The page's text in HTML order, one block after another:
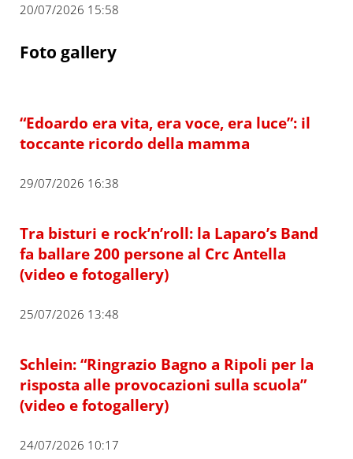
20/07/2026 15:58
Foto gallery
“Edoardo era vita, era voce, era luce”: il
toccante ricordo della mamma
29/07/2026 16:38
Tra bisturi e rock’n’roll: la Laparo’s Band
fa ballare 200 persone al Crc Antella
(video e fotogallery)
25/07/2026 13:48
Schlein: “Ringrazio Bagno a Ripoli per la
risposta alle provocazioni sulla scuola”
(video e fotogallery)
24/07/2026 10:17